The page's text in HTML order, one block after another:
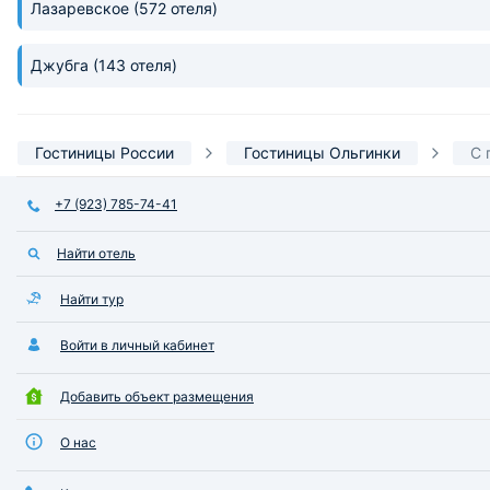
Лазаревское (572 отеля)
Джубга (143 отеля)
Гостиницы России Гостиницы Ольгинки С
+7 (923) 785-74-41
Найти отель
Найти тур
Войти в личный кабинет
Добавить объект размещения
О нас